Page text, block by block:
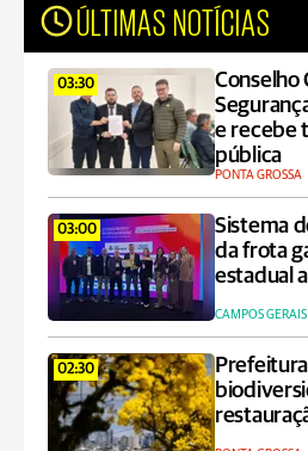
ÚLTIMAS NOTÍCIAS
03:30
Conselho
e recebe
pública
PONTA GROSSA
03:00
Sistema
da frota
estadual
CAMPOS GERAIS
02:30